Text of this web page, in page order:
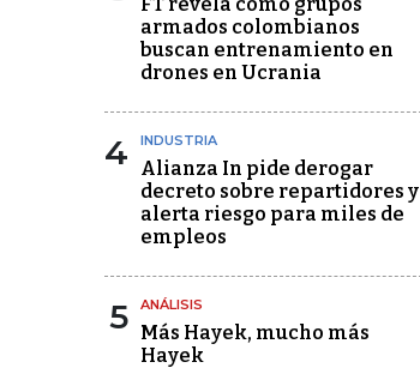
armados colombianos
buscan entrenamiento en
drones en Ucrania
4 INDUSTRIA
Alianza In pide derogar
decreto sobre repartidores y
alerta riesgo para miles de
empleos
5 ANÁLISIS
Más Hayek, mucho más
Hayek